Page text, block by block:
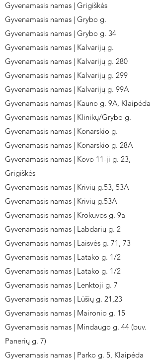
Gyvenamasis namas | Grigiškės
Gyvenamasis namas | Grybo g.
Gyvenamasis namas | Grybo g. 34
Gyvenamasis namas | Kalvarijų g.
Gyvenamasis namas | Kalvarijų g. 280
Gyvenamasis namas | Kalvarijų g. 299
Gyvenamasis namas | Kalvarijų g. 99A
Gyvenamasis namas | Kauno g. 9A, Klaipėda
Gyvenamasis namas | Klinikų/Grybo g.
Gyvenamasis namas | Konarskio g.
Gyvenamasis namas | Konarskio g. 28A
Gyvenamasis namas | Kovo 11-ji g. 23,
Grigiškės
Gyvenamasis namas | Krivių g.53, 53A
Gyvenamasis namas | Krivių g.53A
Gyvenamasis namas | Krokuvos g. 9a
Gyvenamasis namas | Labdarių g. 2
Gyvenamasis namas | Laisvės g. 71, 73
Gyvenamasis namas | Latako g. 1/2
Gyvenamasis namas | Latako g. 1/2
Gyvenamasis namas | Lenktoji g. 7
Gyvenamasis namas | Lūšių g. 21,23
Gyvenamasis namas | Maironio g. 15
Gyvenamasis namas | Mindaugo g. 44 (buv.
Panerių g. 7)
Gyvenamasis namas | Parko g. 5, Klaipėda